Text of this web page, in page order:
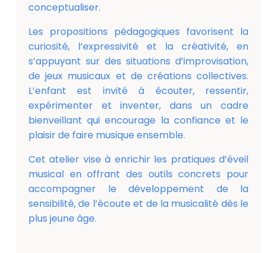
conceptualiser.
Les propositions pédagogiques favorisent la
curiosité, l’expressivité et la créativité, en
s’appuyant sur des situations d’improvisation,
de jeux musicaux et de créations collectives.
L’enfant est invité à écouter, ressentir,
expérimenter et inventer, dans un cadre
bienveillant qui encourage la confiance et le
plaisir de faire musique ensemble.
Cet atelier vise à enrichir les pratiques d’éveil
musical en offrant des outils concrets pour
accompagner le développement de la
sensibilité, de l’écoute et de la musicalité dès le
plus jeune âge.